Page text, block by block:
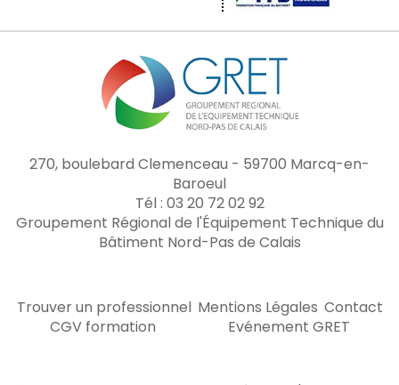
270, boulebard Clemenceau - 59700 Marcq-en-
Baroeul
Tél : 03 20 72 02 92
Groupement Régional de l'Équipement Technique du
Bâtiment Nord-Pas de Calais
Trouver un professionnel Mentions Légales Contact
CGV formation
Evénement GRET